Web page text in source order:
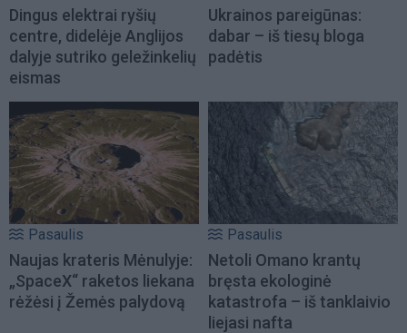
Dingus elektrai ryšių
centre, didelėje Anglijos
dalyje sutriko geležinkelių
eismas
Ukrainos pareigūnas:
dabar – iš tiesų bloga
padėtis
Pasaulis
Naujas krateris Mėnulyje:
„SpaceX“ raketos liekana
rėžėsi į Žemės palydovą
Pasaulis
Netoli Omano krantų
bręsta ekologinė
katastrofa – iš tanklaivio
liejasi nafta